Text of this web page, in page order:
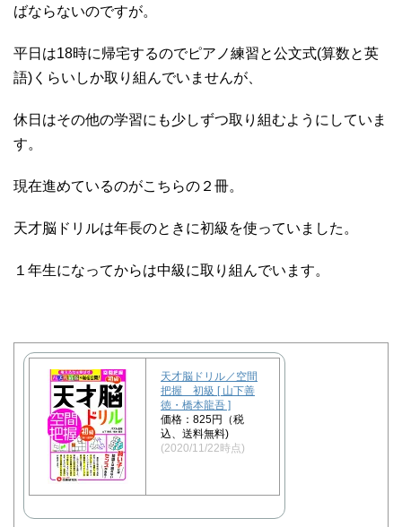
ばならないのですが。
平日は18時に帰宅するのでピアノ練習と公文式(算数と英
語)くらいしか取り組んでいませんが、
休日はその他の学習にも少しずつ取り組むようにしていま
す。
現在進めているのがこちらの２冊。
天才脳ドリルは年長のときに初級を使っていました。
１年生になってからは中級に取り組んでいます。
天才脳ドリル／空間
把握 初級 [ 山下善
徳・橋本龍吾 ]
価格：825円（税
込、送料無料)
(2020/11/22時点)